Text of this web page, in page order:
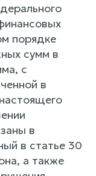
порядке
сумм в
с
в
в
в статье 30
а также